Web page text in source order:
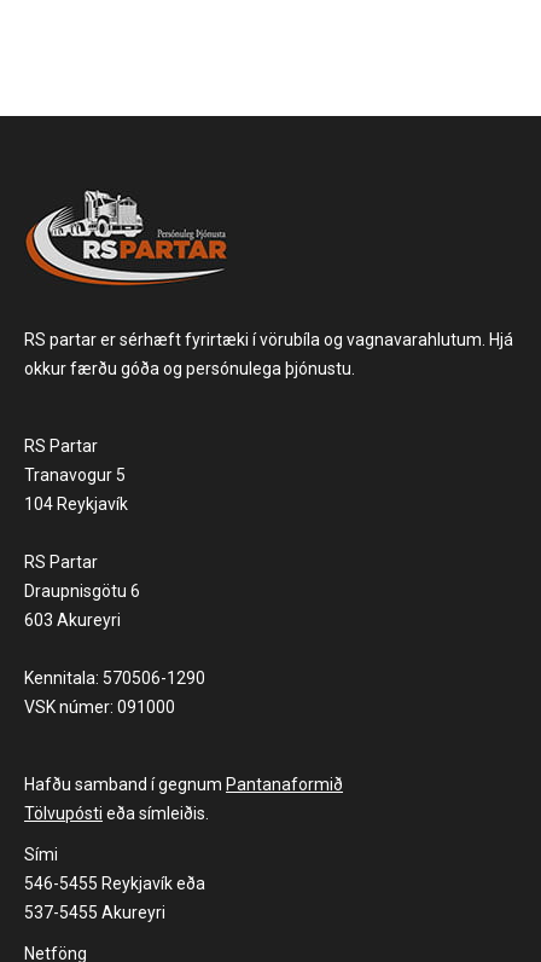
RS partar er sérhæft fyrirtæki í vörubíla og vagnavarahlutum. Hjá
okkur færðu góða og persónulega þjónustu.
RS Partar
Tranavogur 5
104 Reykjavík
RS Partar
Draupnisgötu 6
603 Akureyri
Kennitala: 570506-1290
VSK númer: 091000
Hafðu samband í gegnum Pantanaformið
Tölvupósti eða símleiðis.
Sími
546-5455 Reykjavík eða
537-5455 Akureyri
Netföng